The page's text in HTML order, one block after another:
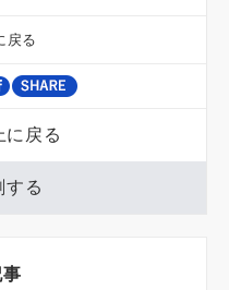
戻る
に戻る
する